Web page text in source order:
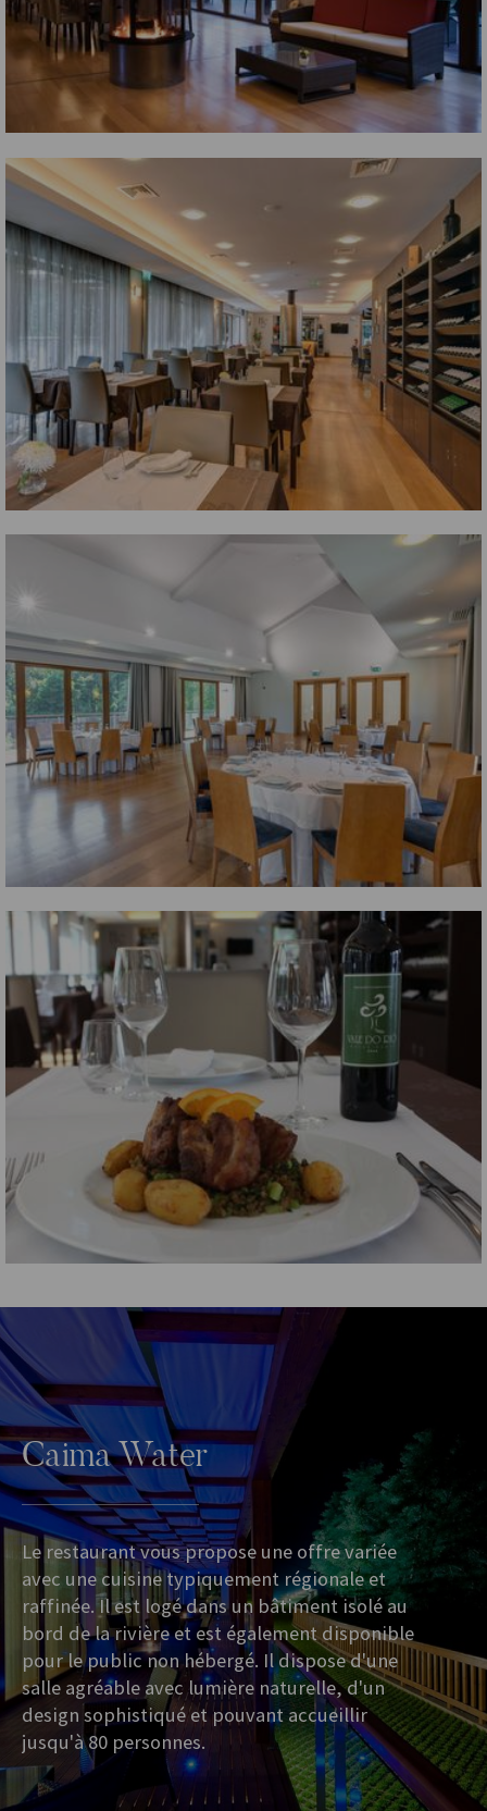
Caima Water
Le restaurant vous propose une offre variée
avec une cuisine typiquement régionale et
raffinée. Il est logé dans un bâtiment isolé au
bord de la rivière et est également disponible
pour le public non hébergé. Il dispose d'une
salle agréable avec lumière naturelle, d'un
design sophistiqué et pouvant accueillir
jusqu'à 80 personnes.